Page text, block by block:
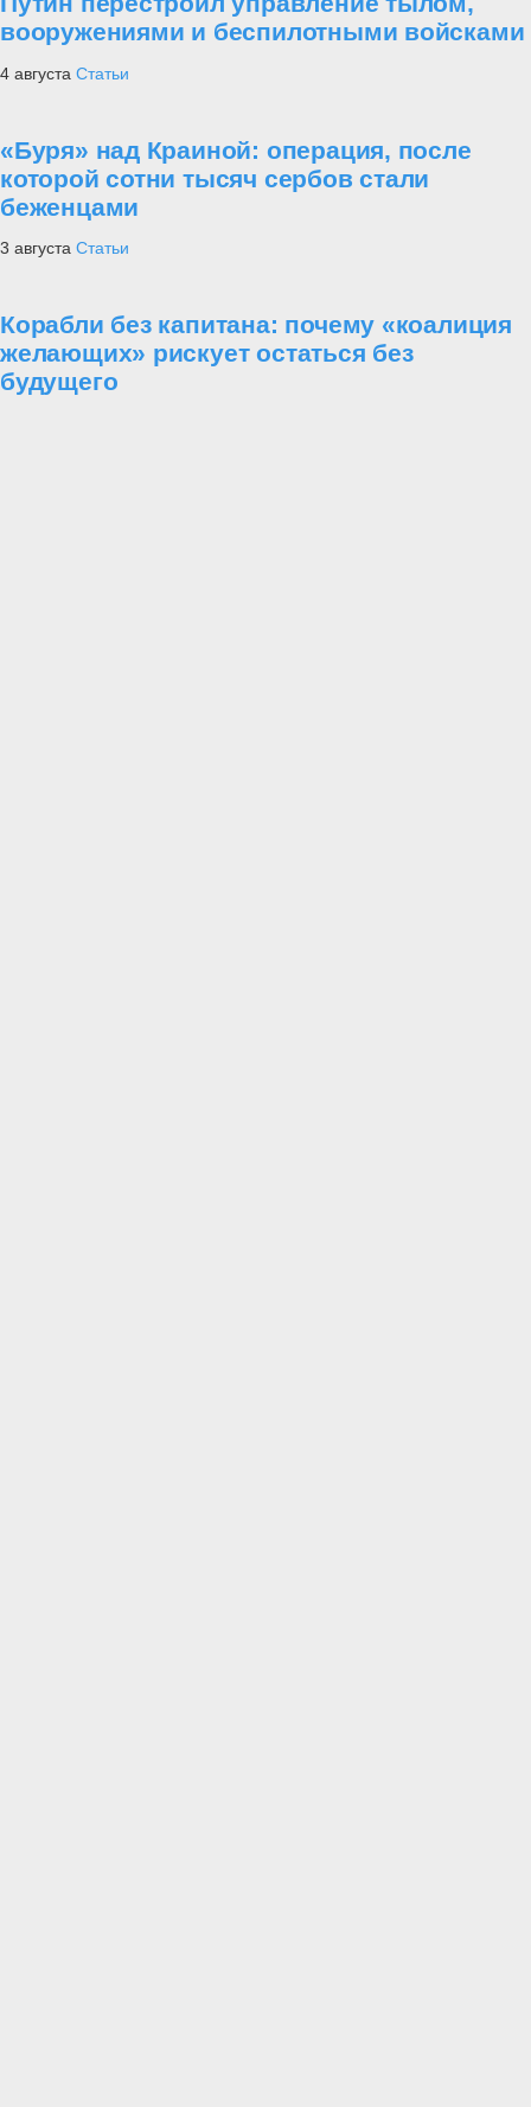
вооружениями и беспилотными войсками
4 августа Статьи
«Буря» над Краиной: операция, после
которой сотни тысяч сербов стали
беженцами
3 августа Статьи
Корабли без капитана: почему «коалиция
желающих» рискует остаться без
будущего